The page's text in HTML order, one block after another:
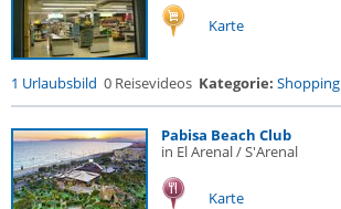
Karte
1 Urlaubsbild 0 Reisevideos Kategorie: Shopping
Pabisa Beach Club
in El Arenal / S'Arenal
Karte